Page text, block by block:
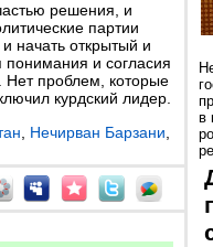
решения, и
партии
начать открытый и
и согласия
Нет проблем, которые
курдский лидер.
Нечирван Барзани
в